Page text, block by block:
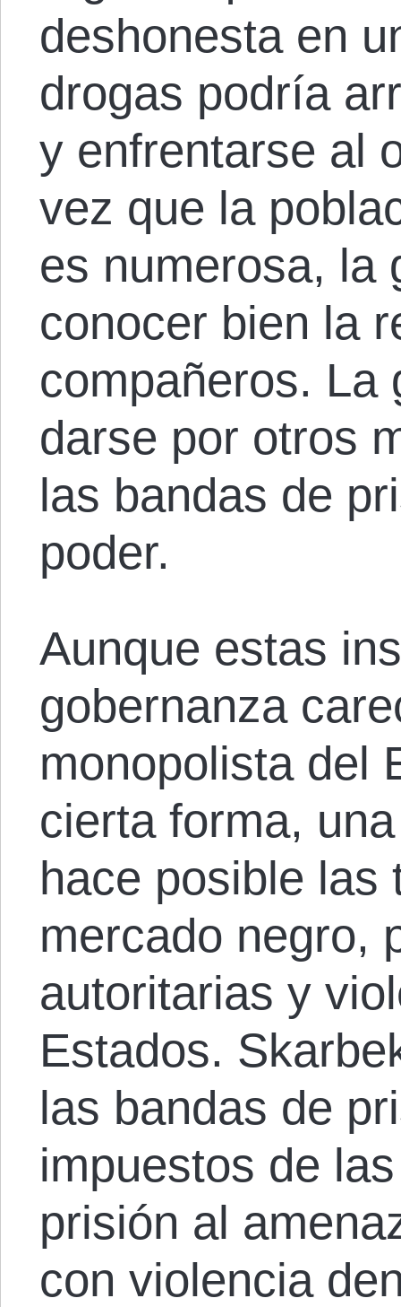
deshonesta en
drogas podría
y enfrentarse al
vez que la
es numerosa, la
conocer bien la
compañeros. La
darse por otros
las bandas de
poder.
Aunque estas
gobernanza
monopolista del
cierta forma,
hace posible las
mercado negro,
autoritarias y
Estados.
las bandas de
impuestos de
prisión al
con violencia